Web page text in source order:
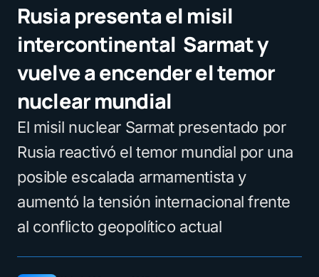
Rusia presenta el misil
intercontinental Sarmat y
vuelve a encender el temor
nuclear mundial
El misil nuclear Sarmat presentado por
Rusia reactivó el temor mundial por una
posible escalada armamentista y
aumentó la tensión internacional frente
al conflicto geopolítico actual